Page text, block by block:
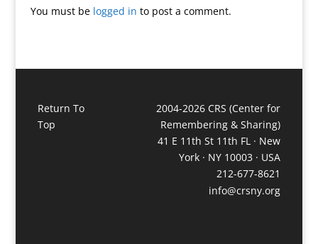
You must be logged in to post a comment.
Return To
Top
2004-2026 CRS (Center for
Remembering & Sharing)
41 E 11th St 11th FL · New
York · NY 10003 · USA
212-677-8621
info@crsny.org